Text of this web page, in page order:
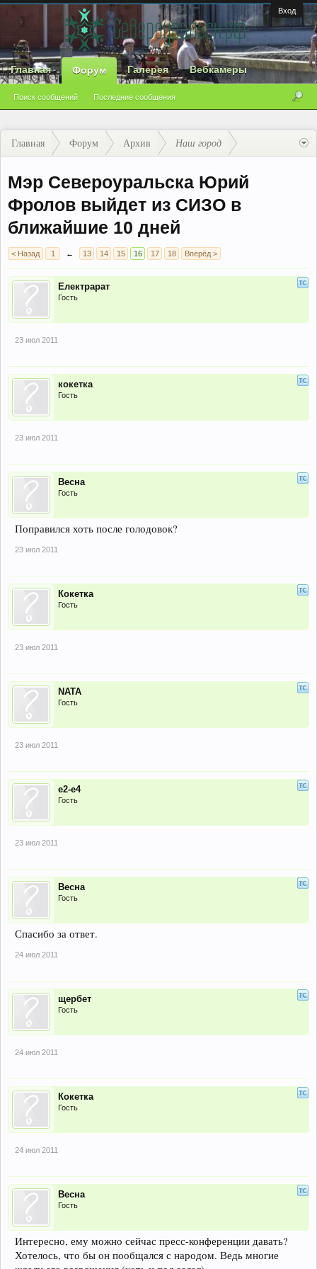
Вход
Главная Форум
Поиск сообщений Последние сообщения
Галерея Вебкамеры
Главная Форум Архив Наш город
Мэр Североуральска Юрий
Фролов выйдет из СИЗО в
ближайшие 10 дней
< Назад 1 ← 13 14 15 16 17 18 Вперёд >
Електрарат
Гость
23 июл 2011
кокетка
Гость
23 июл 2011
Весна
Гость
Поправился хоть после голодовок?
23 июл 2011
Кокетка
Гость
23 июл 2011
NATA
Гость
23 июл 2011
е2-е4
Гость
23 июл 2011
Весна
Гость
Спасибо за ответ.
24 июл 2011
щербет
Гость
24 июл 2011
Кокетка
Гость
24 июл 2011
Весна
Гость
Интересно, ему можно сейчас пресс-конференции давать?
Хотелось, что бы он пообщался с народом. Ведь многие